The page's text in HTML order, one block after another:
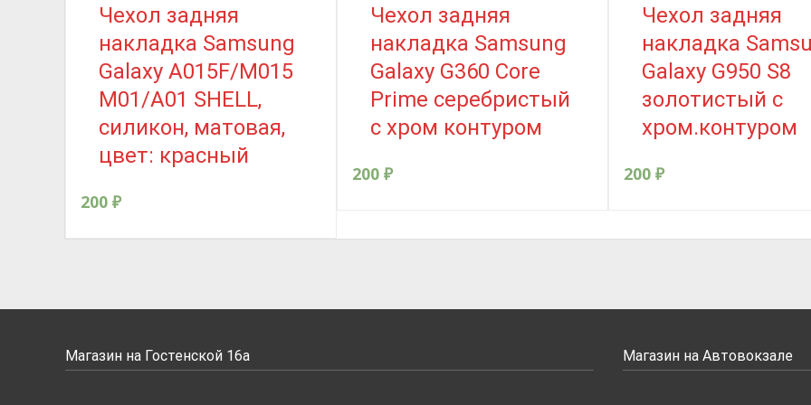
Чехол задняя
накладка Samsung
Galaxy A015F/M015
M01/A01 SHELL,
силикон, матовая,
цвет: красный
200 ₽
Чехол задняя
накладка Samsung
Galaxy G360 Core
Prime серебристый
с хром контуром
200 ₽
Чехол задняя
накладка
Galaxy G950 S8
золотистый с
хром.контуром
200 ₽
Магазин на Гостенской 16а Магазин на Автовокзале